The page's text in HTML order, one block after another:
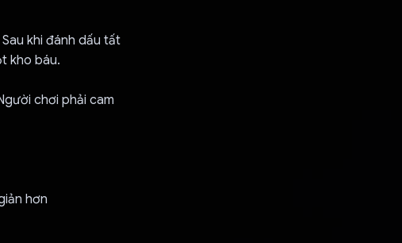
khi đánh dấu tất
kho báu.
chơi phải cam
hơn